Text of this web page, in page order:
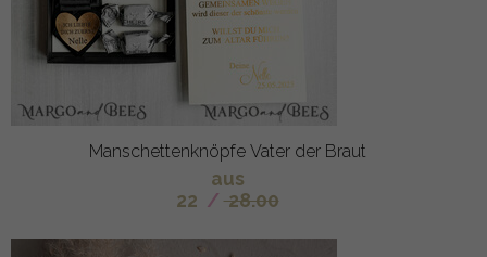
Manschettenknöpfe Vater der Braut
aus
22 / 28.00